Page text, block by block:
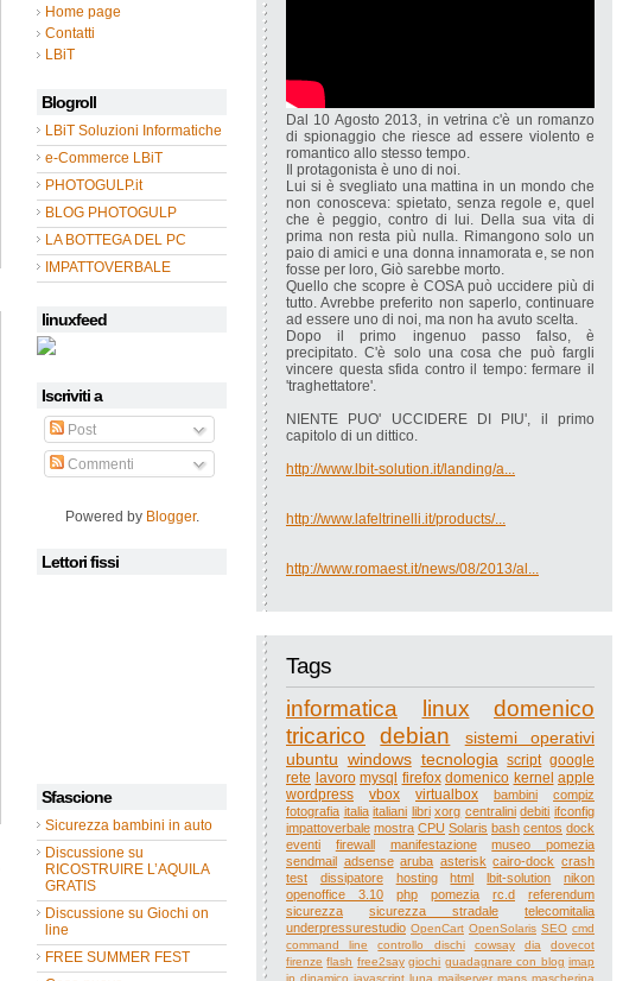
Home page
Contatti
LBiT
Blogroll
LBiT Soluzioni Informatiche
e-Commerce LBiT
PHOTOGULP.it
BLOG PHOTOGULP
LA BOTTEGA DEL PC
IMPATTOVERBALE
linuxfeed
Iscriviti a
Post
Commenti
Powered by Blogger.
Lettori fissi
Sfascione
Sicurezza bambini in auto
Discussione su
RICOSTRUIRE L’AQUILA
GRATIS
Discussione su Giochi on
line
FREE SUMMER FEST
Dal 10 Agosto 2013, in vetrina c'è un romanzo
di spionaggio che riesce ad essere violento e
romantico allo stesso tempo.
Il protagonista è uno di noi.
Lui si è svegliato una mattina in un mondo che
non conosceva: spietato, senza regole e, quel
che è peggio, contro di lui. Della sua vita di
prima non resta più nulla. Rimangono solo un
paio di amici e una donna innamorata e, se non
fosse per loro, Giò sarebbe morto.
Quello che scopre è COSA può uccidere più di
tutto. Avrebbe preferito non saperlo, continuare
ad essere uno di noi, ma non ha avuto scelta.
Dopo il primo ingenuo passo falso, è
precipitato. C'è solo una cosa che può fargli
vincere questa sfida contro il tempo: fermare il
'traghettatore'.
NIENTE PUO' UCCIDERE DI PIU', il primo
capitolo di un dittico.
http://www.lbit-solution.it/landing/a...
http://www.lafeltrinelli.it/products/...
http://www.romaest.it/news/08/2013/al...
Tags
informatica
linux
domenico
tricarico
debian
sistemi operativi
ubuntu windows tecnologia script google
rete lavoro mysql firefox domenico kernel apple
wordpress
vbox virtualbox bambini
compiz
fotografia italia italiani libri xorg centralini debiti ifconfig
impattoverbale mostra CPU Solaris bash centos dock
eventi
firewall manifestazione
museo pomezia
sendmail adsense aruba asterisk cairo-dock crash
test
dissipatore hosting html lbit-solution
nikon
openoffice 3.10
php pomezia rc.d
referendum
sicurezza
sicurezza stradale
telecomitalia
underpressurestudio OpenCart OpenSolaris SEO cmd
command line
controllo dischi cowsay dia
dovecot
firenze flash free2say giochi guadagnare con blog imap
ip dinamico javascript luna mailserver maps mascherina